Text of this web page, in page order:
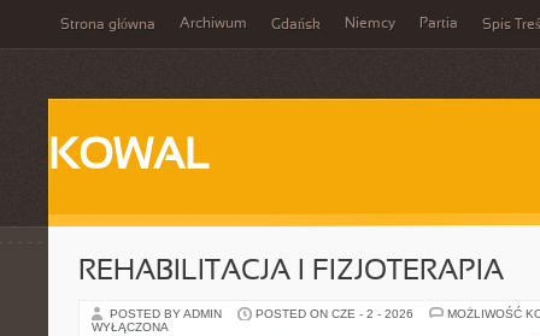
Strona główna Archiwum Gdańsk Niemcy Partia Spis
KOWAL
REHABILITACJA I FIZJOTERAPIA
POSTED BY ADMIN POSTED ON CZE - 2 - 2026
MOŻLIWOŚĆ
WYŁĄCZONA